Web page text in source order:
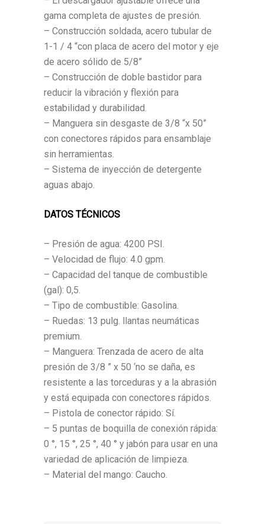
gama completa de ajustes de presión.
– Construcción soldada, acero tubular de
1-1 / 4 “con placa de acero del motor y eje
de acero sólido de 5/8”
– Construcción de doble bastidor para
reducir la vibración y flexión para
estabilidad y durabilidad.
– Manguera sin desgaste de 3/8 “x 50”
con conectores rápidos para ensamblaje
sin herramientas.
– Sistema de inyección de detergente
aguas abajo.
DATOS TÉCNICOS
– Presión de agua: 4200 PSI.
– Velocidad de flujo: 4.0 gpm.
– Capacidad del tanque de combustible
(gal): 0,5.
– Tipo de combustible: Gasolina.
– Ruedas: 13 pulg. llantas neumáticas
premium.
– Manguera: Trenzada de acero de alta
presión de 3/8 ” x 50 ‘no se daña, es
resistente a las torceduras y a la abrasión
y está equipada con conectores rápidos.
– Pistola de conector rápido: Sí.
– 5 puntas de boquilla de conexión rápida:
0 °, 15 °, 25 °, 40 ° y jabón para usar en una
variedad de aplicación de limpieza.
– Material del mango: Caucho.